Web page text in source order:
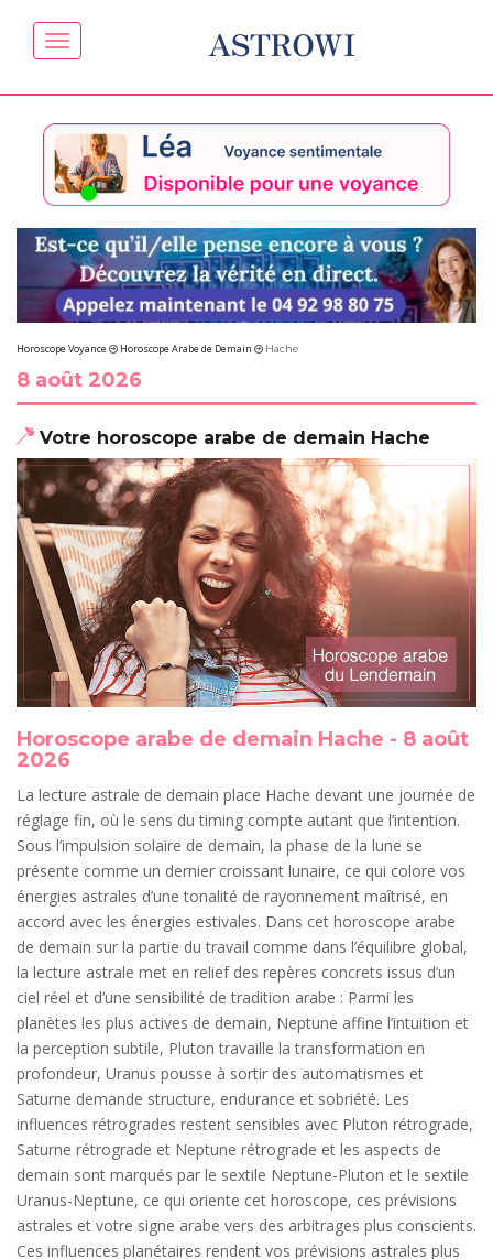
ASTROWI
Horoscope Voyance Horoscope Arabe de Demain Hache
8 août 2026
Votre horoscope arabe de demain Hache
Horoscope arabe de demain Hache - 8 août
2026
La lecture astrale de demain place Hache devant une journée de
réglage fin, où le sens du timing compte autant que l’intention.
Sous l’impulsion solaire de demain, la phase de la lune se
présente comme un dernier croissant lunaire, ce qui colore vos
énergies astrales d’une tonalité de rayonnement maîtrisé, en
accord avec les énergies estivales. Dans cet horoscope arabe
de demain sur la partie du travail comme dans l’équilibre global,
la lecture astrale met en relief des repères concrets issus d’un
ciel réel et d’une sensibilité de tradition arabe : Parmi les
planètes les plus actives de demain, Neptune affine l’intuition et
la perception subtile, Pluton travaille la transformation en
profondeur, Uranus pousse à sortir des automatismes et
Saturne demande structure, endurance et sobriété. Les
influences rétrogrades restent sensibles avec Pluton rétrograde,
Saturne rétrograde et Neptune rétrograde et les aspects de
demain sont marqués par le sextile Neptune-Pluton et le sextile
Uranus-Neptune, ce qui oriente cet horoscope, ces prévisions
astrales et votre signe arabe vers des arbitrages plus conscients.
Ces influences planétaires rendent vos prévisions astrales plus